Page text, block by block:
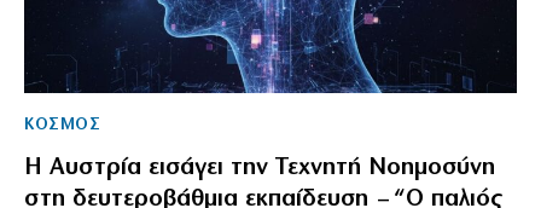
ΚΟΣΜΟΣ
Η Αυστρία εισάγει την Τεχνητή Νοημοσύνη
στη δευτεροβάθμια εκπαίδευση – “Ο παλιός